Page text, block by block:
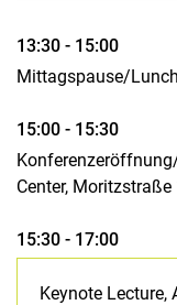
13:30 - 15:00
Mittagspause/Lunch
15:00 - 15:30
Center,
15:30 - 17:00
Keynote Lecture,